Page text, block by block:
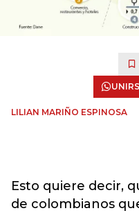
LILIAN MARIÑO ESPINOSA
Esto quiere decir,
de colombianos